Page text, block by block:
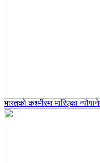
भारतको कश्मीरमा मारिएका